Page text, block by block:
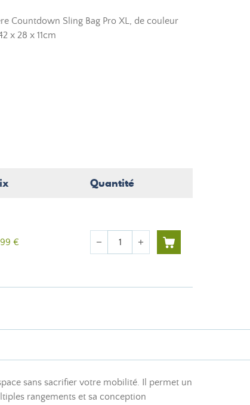
Countdown Sling Bag Pro XL, de couleur
x 28 x 11cm
Quantité
€ Quantité
remove add
sans sacrifier votre mobilité. Il permet un
rangements et sa conception